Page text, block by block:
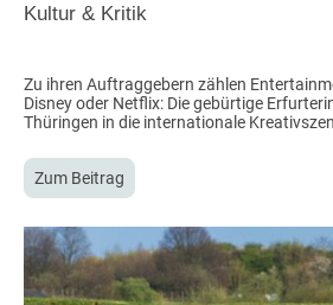
Kultur & Kritik
Zu ihren Auftraggebern zählen
Disney oder Netflix: Die gebürtige
Thüringen in die internationale
Zum Beitrag